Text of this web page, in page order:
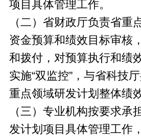
项目具体管理工作。
（二）省财政厅负责省重
资金预算和绩效目标审核
和拨付，对预算执行和绩
实施“双监控”，与省科技
重点领域研发计划整体绩
（三）专业机构按要求承
发计划项目具体管理工作